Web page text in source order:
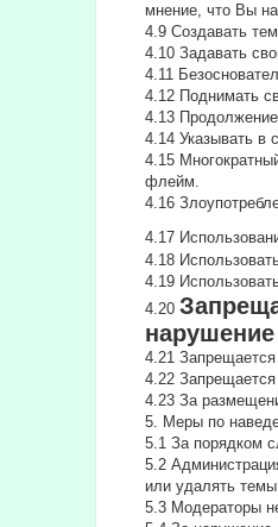
мнение, что Вы
4.9 Создавать
4.10 Задавать
4.11
4.12 Поднимать
4.13
4.14 Указывать в
4.15
флейм.
4.16
4.17
4.18
4.19
4.20
4.21
4.22
4.23 За
5. Меры по
5.1 За порядком
5.2
или удалять
5.3 Модераторы